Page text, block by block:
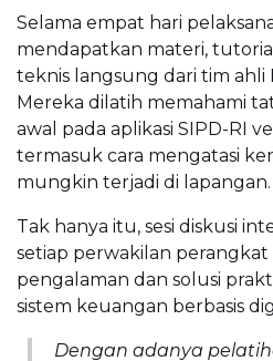
Selama empat hari
mendapatkan materi,
teknis langsung dari tim ahli
Mereka dilatih memahami
awal pada aplikasi SIPD-RI
termasuk cara mengatasi
mungkin terjadi di lapangan.
Tak hanya itu, sesi diskusi
setiap perwakilan perangkat
pengalaman dan solusi
sistem keuangan berbasis
Dengan adanya